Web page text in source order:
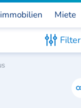
Miete
Filter